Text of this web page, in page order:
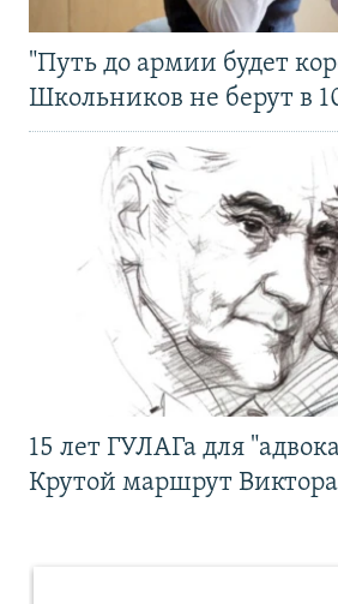
"Путь до армии будет
Школьников не берут в
15 лет ГУЛАГа для
Крутой маршрут